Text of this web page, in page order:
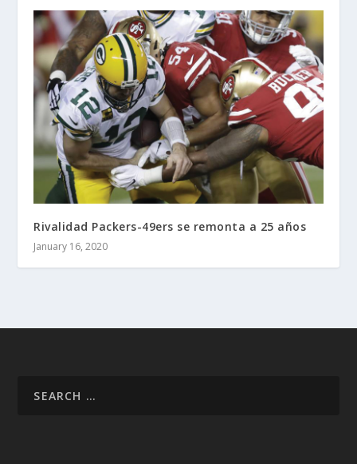
Rivalidad Packers-49ers se remonta a 25 años
January 16, 2020